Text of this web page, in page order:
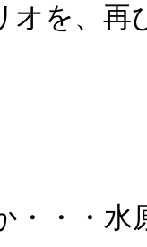
オを、再
・・・水